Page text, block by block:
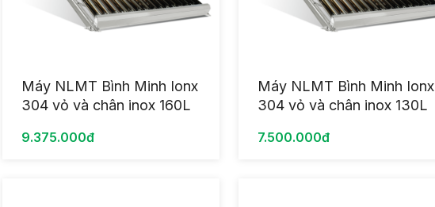
Máy NLMT Bình Minh Ionx
304 vỏ và chân inox 160L
9.375.000đ
Máy NLMT Bình Minh Ionx
304 vỏ và chân inox 130L
7.500.000đ